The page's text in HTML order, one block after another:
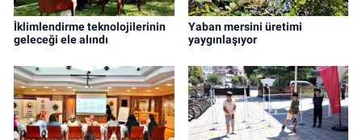
İklimlendirme teknolojilerinin
geleceği ele alındı
Yaban mersini üretimi
yaygınlaşıyor